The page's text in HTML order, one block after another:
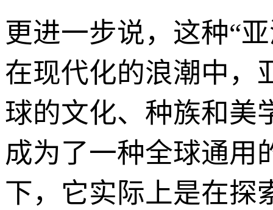
更进一步说，这种“
在现代化的浪潮中，
球的文化、种族和美
成为了一种全球通用
下，它实际上是在探